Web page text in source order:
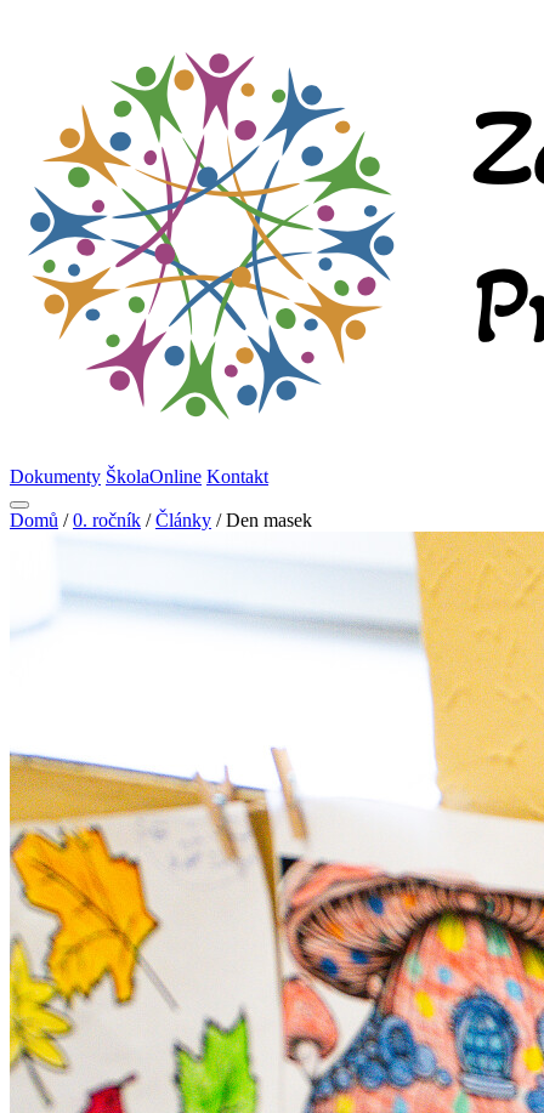
Dokumenty ŠkolaOnline Kontakt
Domů / 0. ročník / Články / Den masek